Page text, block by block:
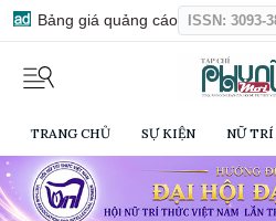
Bảng giá quảng cáo ISSN: 3093-
TRANG CHỦ SỰ KIỆN NỮ